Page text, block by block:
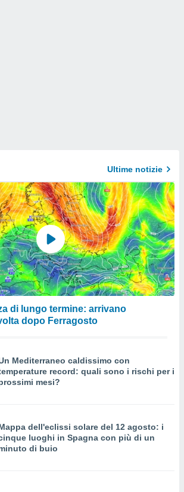
Ultime notizie
di lungo termine: arrivano
dopo Ferragosto
Mediterraneo caldissimo con
record: quali sono i rischi per i
mesi?
dell'eclissi solare del 12 agosto: i
luoghi in Spagna con più di un
di buio